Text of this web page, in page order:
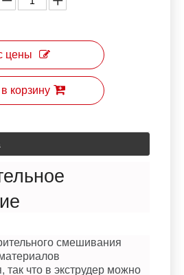
цены
корзину
смешивания
так что в экструдер можно